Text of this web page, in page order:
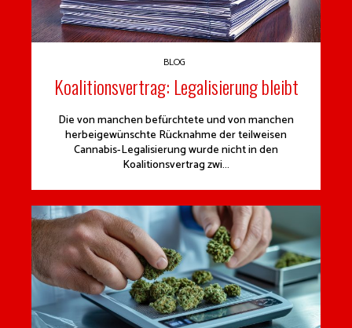
BLOG
Koalitionsvertrag: Legalisierung bleibt
Die von manchen befürchtete und von manchen
herbeigewünschte Rücknahme der teilweisen
Cannabis-Legalisierung wurde nicht in den
Koalitionsvertrag zwi...